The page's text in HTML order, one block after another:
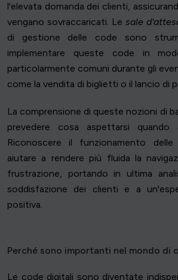
l'elevata domanda dei clienti,
vengano sovraccaricati. Le sale
di gestione delle code sono
implementare queste code in
particolarmente comuni durante gli
come la vendita di biglietti o il lancio di
La comprensione di queste nozioni di
prevedere cosa aspettarsi quando
Riconoscere il funzionamento
aiutare a rendere più fluida la
frustrazione, portando in ultima
soddisfazione dei clienti e a
positiva.
Perché sono importanti nel mondo di
Le code digitali sono diventate